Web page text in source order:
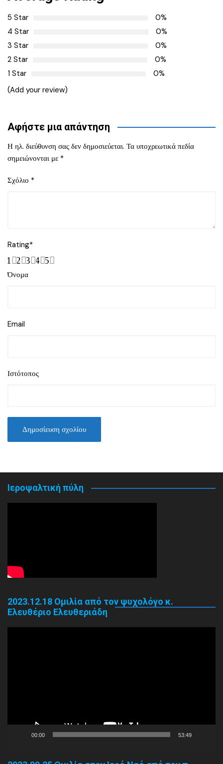
5 Star
0%
4 Star
0%
3 Star
0%
2 Star
0%
1 Star
0%
(Add your review)
Αφήστε μια απάντηση
Η ηλ. διεύθυνση σας δεν δημοσιεύεται. Τα υποχρεωτικά πεδία
σημειώνονται με *
Σχόλιο *
Rating*
5
4
3
2
1
Όνομα
Email
Ιστότοπος
Ιεροψαλτική πύλη
2023.12.18 Ομιλία από τον ψυχολόγο κ.
Ελευθέριο Ελευθεριάδη
00:00 53:49